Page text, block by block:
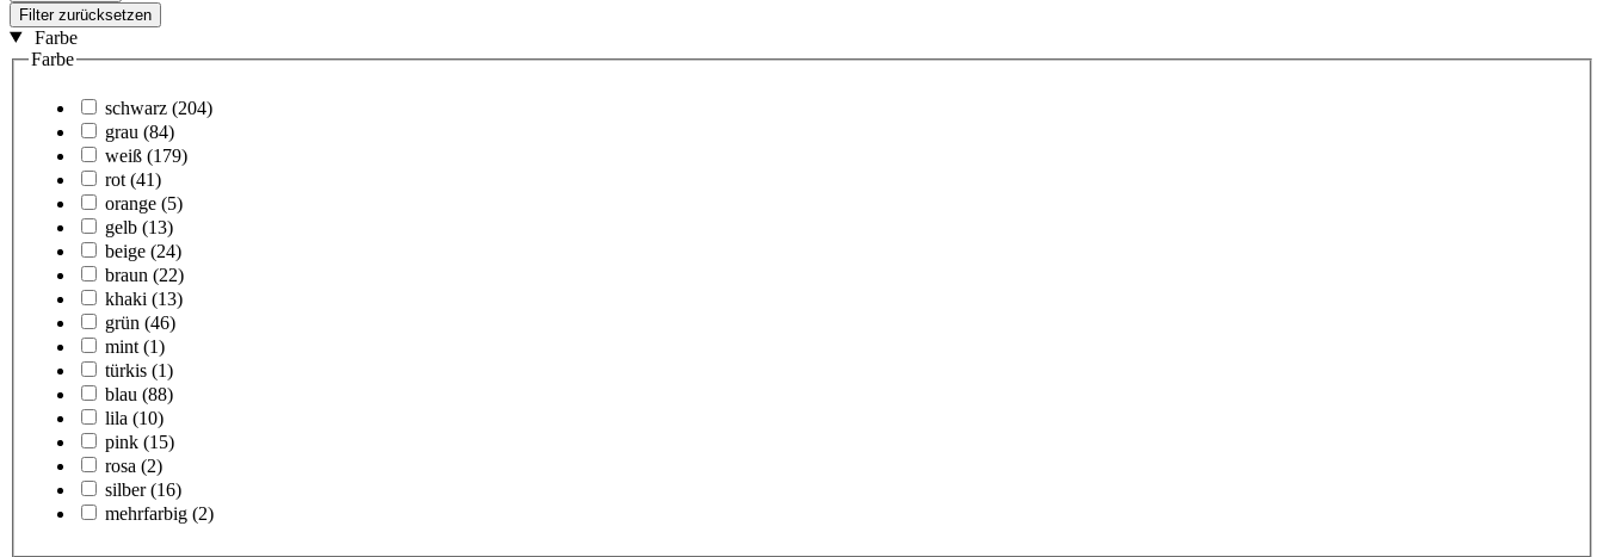
Filter zurücksetzen
Farbe
Farbe
schwarz (204)
grau (84)
weiß (179)
rot (41)
orange (5)
gelb (13)
beige (24)
braun (22)
khaki (13)
grün (46)
mint (1)
türkis (1)
blau (88)
lila (10)
pink (15)
rosa (2)
silber (16)
mehrfarbig (2)